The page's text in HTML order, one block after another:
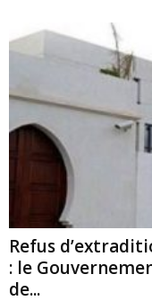
Refus
: le
de...